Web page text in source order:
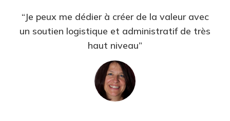
“Je peux me dédier à créer de la valeur avec
un soutien logistique et administratif de très
haut niveau”